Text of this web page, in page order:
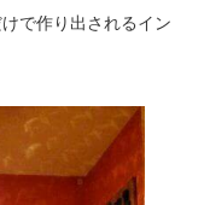
で作り出されるイン